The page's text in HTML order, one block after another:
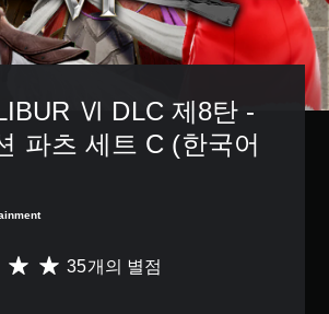
Ⅵ DLC 제8탄 -
파츠 세트 C (한국어
35개의 별점